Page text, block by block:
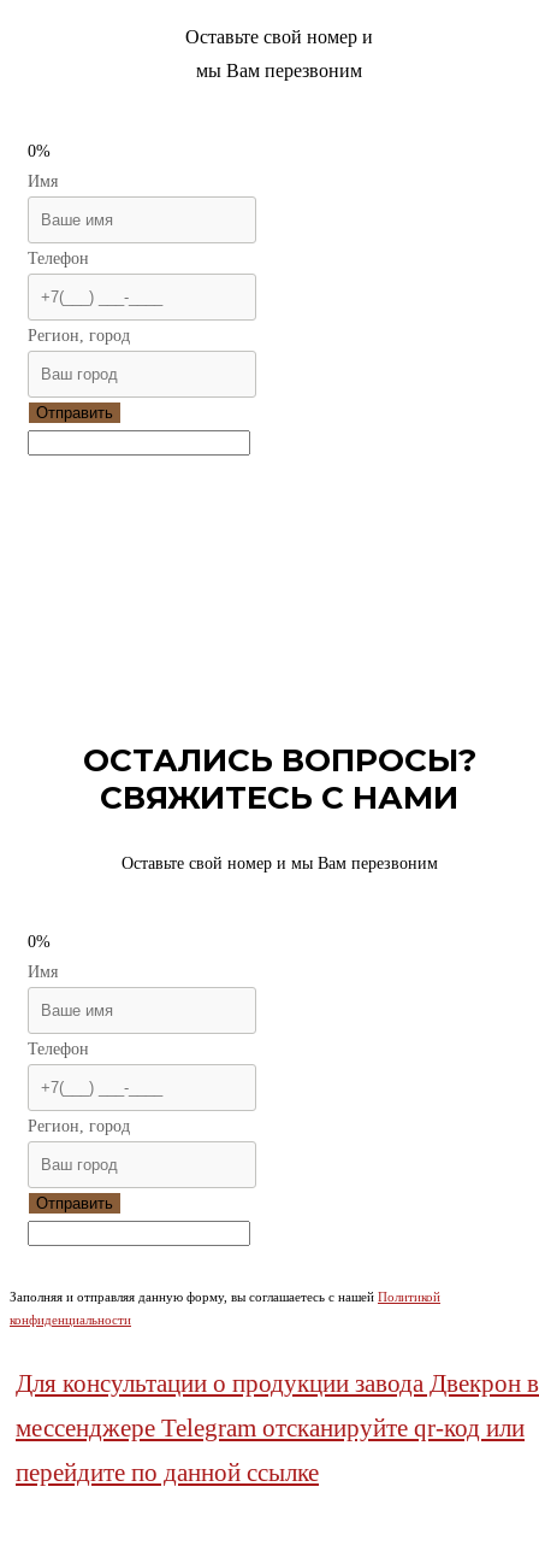
Оставьте свой номер и
мы Вам перезвоним
0%
Имя
Телефон
Регион, город
Отправить
ОСТАЛИСЬ ВОПРОСЫ?
СВЯЖИТЕСЬ С НАМИ
Оставьте свой номер и мы Вам перезвоним
0%
Имя
Телефон
Регион, город
Отправить
Заполняя и отправляя данную форму, вы соглашаетесь с нашей Политикой
конфиденциальности
Для консультации о продукции завода Двекрон в
мессенджере Telegram отсканируйте qr-код или
перейдите по данной ссылке